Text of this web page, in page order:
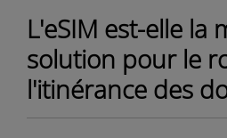
L'eSIM est-elle la
solution pour le
l'itinérance des